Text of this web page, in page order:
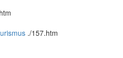
./157.htm